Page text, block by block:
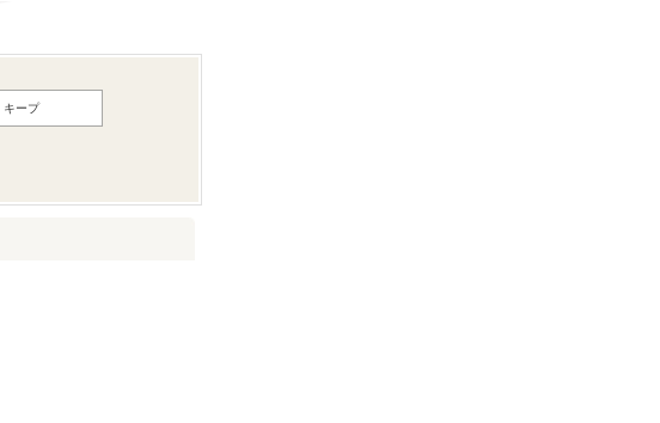
キープ